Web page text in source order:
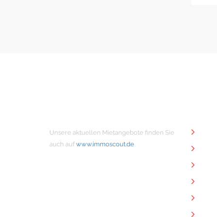
Unsere aktuellen Mietangebote finden Sie
auch auf www.immoscout.de